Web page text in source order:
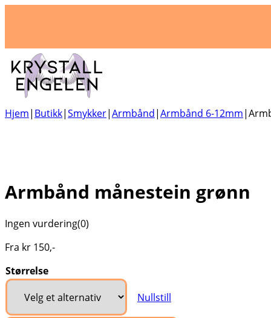
Hjem| Butikk|Smykker|Armbånd|Armbånd 6-12mm|
Armbånd månestein grønn
Ingen vurdering(0)
Fra kr 150,-
Størrelse
Nullstill